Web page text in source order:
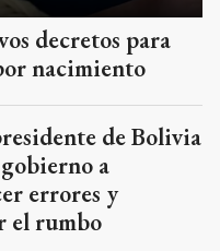
decretos para
nacimiento
de Bolivia
a
errores y
el rumbo